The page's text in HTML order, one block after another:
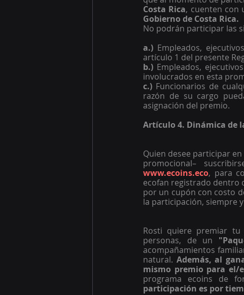
Costa Rica, cuenten con
Gobierno de Costa Rica.
No podrán participar las
a.) Empleados,
artículo 1 del presente
b.) Empleados,
involucrados en esta
c.) Funcionarios de
razón de su cargo
asignación del premio.
Artículo 4. Dinámica de
Quien desee participar
promocional–
www.ecoins.eco, para
ecofan registrado dentro
por un cupón con costo
la participación, siempre
Rosti quiere premiar
personas, de un
acompañamientos
natural. Además, al
mismo premio para el/
programa ecoins de
participación es por